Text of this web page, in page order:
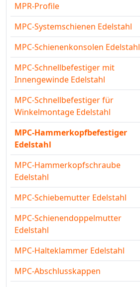
MPR-Profile
MPC-Systemschienen Edelstahl
MPC-Schienenkonsolen Edelstahl
MPC-Schnellbefestiger mit
Innengewinde Edelstahl
MPC-Schnellbefestiger für
Winkelmontage Edelstahl
MPC-Hammerkopfbefestiger
Edelstahl
MPC-Hammerkopfschraube
Edelstahl
MPC-Schiebemutter Edelstahl
MPC-Schienendoppelmutter
Edelstahl
MPC-Halteklammer Edelstahl
MPC-Abschlusskappen